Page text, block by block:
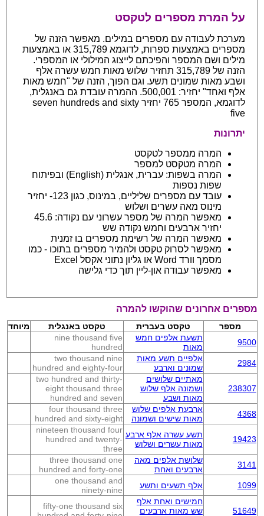
על המרת מספרים לטקסט
מערכת לעבודה עם מספרים במילים. מאפשר הזנה של
מספרים באמצעות ספרות, לדוגמא 315,789 או באמצעות
מילים ושם המספר והפיכתם לייצוג המילולי או המספרי.
הזנה של 315,789 תחזיר שלוש מאות חמש עשרה אלף
ושבע מאות שמונים תשע. וגם הפוך, הזנה של "חמש מאות
אלף ואחד" יחזיר: 500,001. ההמרה עובדת גם באנגלית,
לדוגמא, המספר 765 יחזיר seven hundreds and sixty
five
יתרונות
המרה ממספר לטקסט
המרה מטקסט למספר
המרה בשפות: עברית, אנגלית (English) ובפיתוח
שפות נספות
עובד עם מספרים שליליים, במינוס, כגון 123- יחזיר
מינוס מאה עשרים ושלוש
מאפשר המרה של מספר עשרוני עם נקודה: 45.6
יחזיר ארבעים וחמש נקודה שש
מאפשר המרה של רשימת מספרים בו זמנית
מאפשר לסרוק טקסט ולהמיר מספרים בתוכו - כמו
מסמך וורד Word או גליון נתוני אקסל Excel
מאפשר עבודה און-ליין תוך כדי גלישה
מספרים אחרונים שהוקשו להמרה
מספר טקסט בעברית טקסט באנגלית
מיוחד
9500
תשעת אלפים חמש
מאות
nine thousand five
hundred
2984
אלפיים תשע מאות
שמונים וארבע
two thousand nine
hundred and eighty-four
238307
מאתיים שלושים
ושמונה אלף שלוש
מאות ושבע
two hundred and thirty-
eight thousand three
hundred and seven
4368
ארבעת אלפים שלוש
מאות שישים ושמונה
four thousand three
hundred and sixty-eight
19423
תשע עשרה אלף ארבע
מאות עשרים ושלוש
nineteen thousand four
hundred and twenty-
three
3141
שלושת אלפים מאה
ארבעים ואחת
three thousand one
hundred and forty-one
1099
אלף תשעים ותשע
one thousand and
ninety-nine
51649
חמישים ואחת אלף
שש מאות ארבעים
fifty-one thousand six